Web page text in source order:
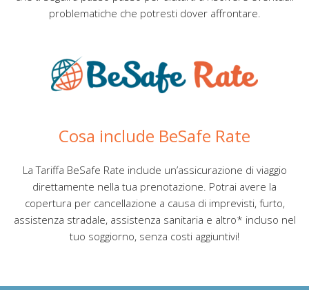
problematiche che potresti dover affrontare.
Cosa include BeSafe Rate
La Tariffa BeSafe Rate include un’assicurazione di viaggio
direttamente nella tua prenotazione. Potrai avere la
copertura per cancellazione a causa di imprevisti, furto,
assistenza stradale, assistenza sanitaria e altro* incluso nel
tuo soggiorno, senza costi aggiuntivi!